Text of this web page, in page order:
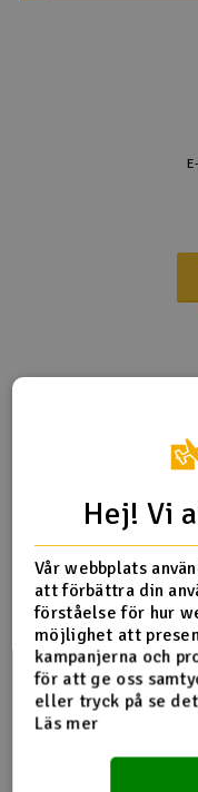
Verktyg,
Tyvärr ingen
Hej! Vi
Vår webbplats
att förbättra din
förståelse för hur
möjlighet att
kampanjerna och
för att ge oss
eller tryck på se
Läs mer